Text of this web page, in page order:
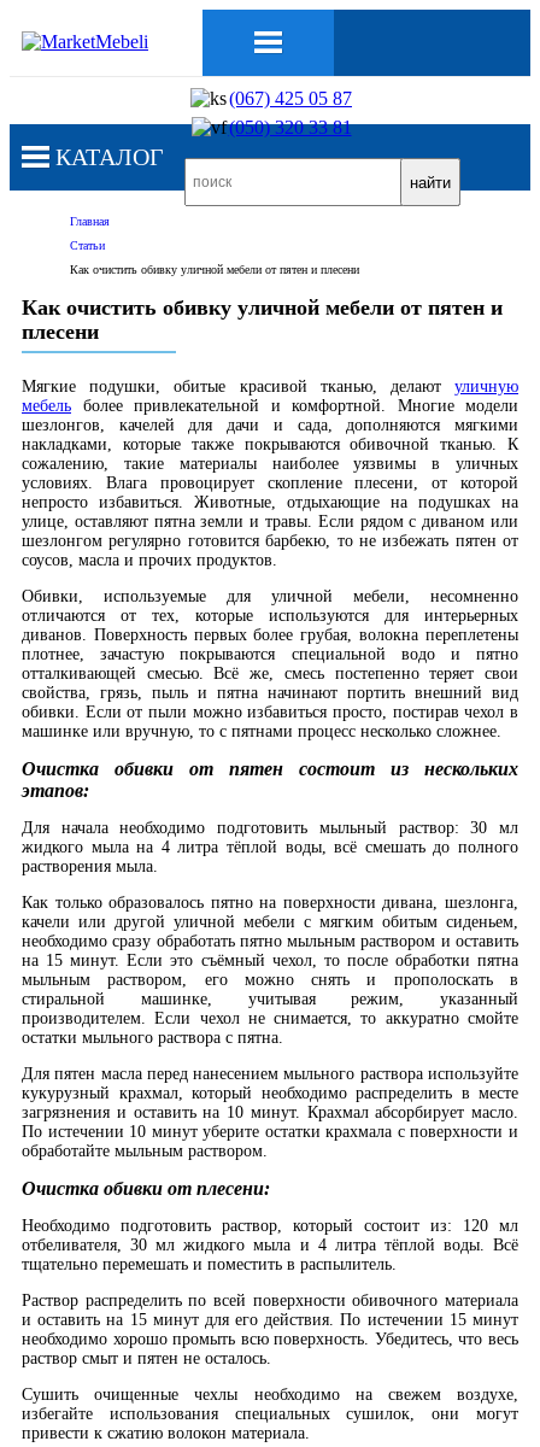
(067) 425 05 87
(050) 320 33 81
КАТАЛОГ
Главная
Статьи
Как очистить обивку уличной мебели от пятен и плесени
Как очистить обивку уличной мебели от пятен и
плесени
Мягкие подушки, обитые красивой тканью, делают уличную
мебель более привлекательной и комфортной. Многие модели
шезлонгов, качелей для дачи и сада, дополняются мягкими
накладками, которые также покрываются обивочной тканью. К
сожалению, такие материалы наиболее уязвимы в уличных
условиях. Влага провоцирует скопление плесени, от которой
непросто избавиться. Животные, отдыхающие на подушках на
улице, оставляют пятна земли и травы. Если рядом с диваном или
шезлонгом регулярно готовится барбекю, то не избежать пятен от
соусов, масла и прочих продуктов.
Обивки, используемые для уличной мебели, несомненно
отличаются от тех, которые используются для интерьерных
диванов. Поверхность первых более грубая, волокна переплетены
плотнее, зачастую покрываются специальной водо и пятно
отталкивающей смесью. Всё же, смесь постепенно теряет свои
свойства, грязь, пыль и пятна начинают портить внешний вид
обивки. Если от пыли можно избавиться просто, постирав чехол в
машинке или вручную, то с пятнами процесс несколько сложнее.
Очистка обивки от пятен состоит из нескольких
этапов:
Для начала необходимо подготовить мыльный раствор: 30 мл
жидкого мыла на 4 литра тёплой воды, всё смешать до полного
растворения мыла.
Как только образовалось пятно на поверхности дивана, шезлонга,
качели или другой уличной мебели с мягким обитым сиденьем,
необходимо сразу обработать пятно мыльным раствором и оставить
на 15 минут. Если это съёмный чехол, то после обработки пятна
мыльным раствором, его можно снять и прополоскать в
стиральной машинке, учитывая режим, указанный
производителем. Если чехол не снимается, то аккуратно смойте
остатки мыльного раствора с пятна.
Для пятен масла перед нанесением мыльного раствора используйте
кукурузный крахмал, который необходимо распределить в месте
загрязнения и оставить на 10 минут. Крахмал абсорбирует масло.
По истечении 10 минут уберите остатки крахмала с поверхности и
обработайте мыльным раствором.
Очистка обивки от плесени:
Необходимо подготовить раствор, который состоит из: 120 мл
отбеливателя, 30 мл жидкого мыла и 4 литра тёплой воды. Всё
тщательно перемешать и поместить в распылитель.
Раствор распределить по всей поверхности обивочного материала
и оставить на 15 минут для его действия. По истечении 15 минут
необходимо хорошо промыть всю поверхность. Убедитесь, что весь
раствор смыт и пятен не осталось.
Сушить очищенные чехлы необходимо на свежем воздухе,
избегайте использования специальных сушилок, они могут
привести к сжатию волокон материала.